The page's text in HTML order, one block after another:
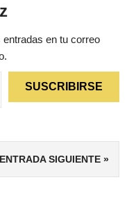
en tu correo
SUSCRIBIRSE
ENTRADA SIGUIENTE